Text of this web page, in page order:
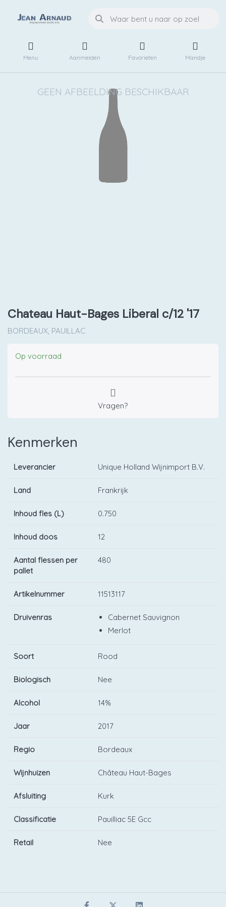
Menu Aanmelden Favorieten Mandje
Chateau Haut-Bages Liberal c/12 '17
BORDEAUX, PAUILLAC
Op voorraad
Vragen?
Kenmerken
Leverancier Unique Holland Wijnimport B.V.
Land Frankrijk
Inhoud fles (L) 0.750
Inhoud doos 12
Aantal flessen per
pallet
480
Artikelnummer 11513117
Druivenras
Cabernet Sauvignon
Merlot
Soort Rood
Biologisch Nee
Alcohol 14%
Jaar 2017
Regio Bordeaux
Wijnhuizen Château Haut-Bages
Afsluiting Kurk
Classificatie Pauilliac 5E Gcc
Retail Nee